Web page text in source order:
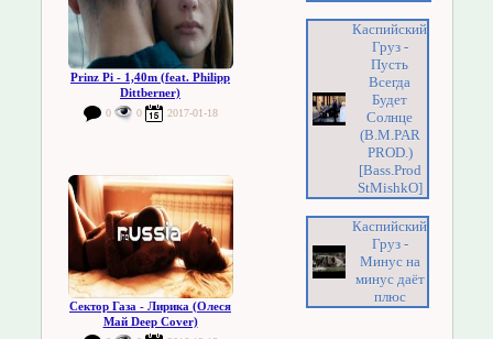
Prinz Pi - 1,40m (feat. Philipp
Dittberner)
0 0 2017-01-18
Сектор Газа - Лирика (Олеся
Май Deep Cover)
Каспийский
Груз -
Пусть
Всегда
Будет
Солнце
(B.M.PAR
PROD.)
[Bass.Prod
StMishkO]
Каспийский
Груз -
Минус на
минус даёт
плюс